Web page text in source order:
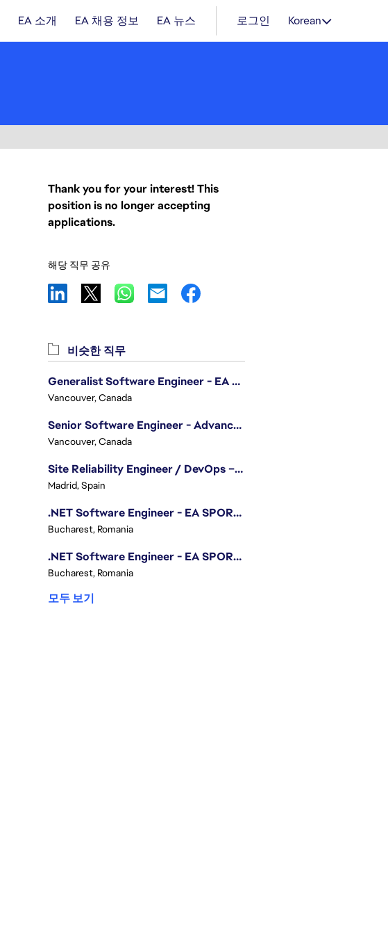
EA 소개 EA 채용 정보 EA 뉴스 로그인 Korean
Thank you for your interest! This
position is no longer accepting
applications.
해당 직무 공유
비슷한 직무
Generalist Software Engineer - EA Sports FC
Vancouver, Canada
Senior Software Engineer - Advanced Technology Group
Vancouver, Canada
Site Reliability Engineer / DevOps – Localization
Madrid, Spain
.NET Software Engineer - EA SPORTS™ FC
Bucharest, Romania
.NET Software Engineer - EA SPORTS™ FC
Bucharest, Romania
모두 보기